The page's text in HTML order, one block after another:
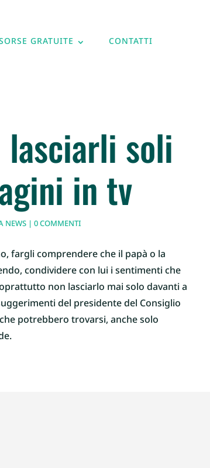
GRATUITE CONTATTI
soli
in tv
NEWS |0 COMMENTI
fargli comprendere che il papà o la
condividere con lui i sentimenti che
non lasciarlo mai solo davanti a
del presidente del Consiglio
potrebbero trovarsi, anche solo